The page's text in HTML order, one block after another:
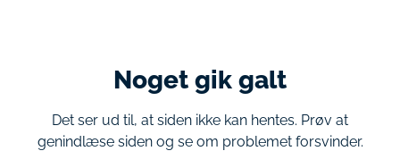
Noget gik galt
Det ser ud til, at siden ikke kan hentes. Prøv at
genindlæse siden og se om problemet forsvinder.